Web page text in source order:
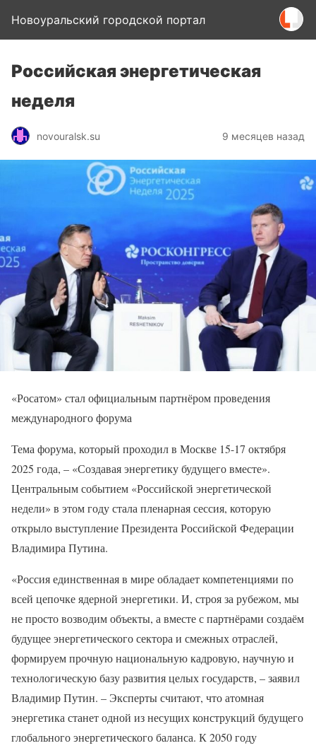
Новоуральский городской портал
Российская энергетическая
неделя
novouralsk.su 9 месяцев назад
«Росатом» стал официальным партнёром проведения
международного форума
Тема форума, который проходил в Москве 15-17 октября
2025 года, – «Создавая энергетику будущего вместе».
Центральным событием «Российской энергетической
недели» в этом году стала пленарная сессия, которую
открыло выступление Президента Российской Федерации
Владимира Путина.
«Россия единственная в мире обладает компетенциями по
всей цепочке ядерной энергетики. И, строя за рубежом, мы
не просто возводим объекты, а вместе с партнёрами создаём
будущее энергетического сектора и смежных отраслей,
формируем прочную национальную кадровую, научную и
технологическую базу развития целых государств, – заявил
Владимир Путин. – Эксперты считают, что атомная
энергетика станет одной из несущих конструкций будущего
глобального энергетического баланса. К 2050 году